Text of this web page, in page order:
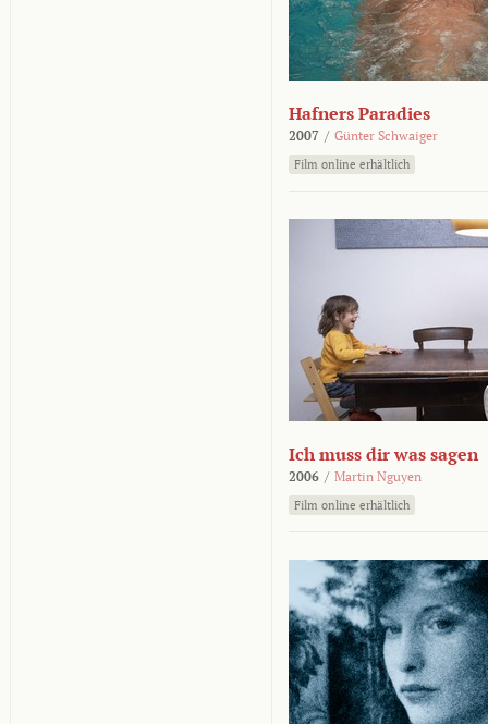
Hafners Paradies
2007 / Günter Schwaiger
Film online erhältlich
Ich muss dir was sagen
2006 / Martin Nguyen
Film online erhältlich